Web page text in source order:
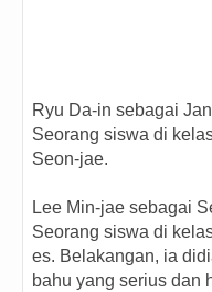
Ryu Da-in sebagai
Seorang siswa di
Seon-jae.
Lee Min-jae sebagai
Seorang siswa di
es. Belakangan, ia
bahu yang serius dan